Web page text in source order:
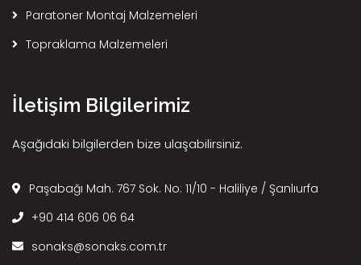
Paratoner Montaj Malzemeleri
Topraklama Malzemeleri
İletişim Bilgilerimiz
Aşağıdaki bilgilerden bize ulaşabilirsiniz.
Paşabağı Mah. 767 Sok. No: 11/10 - Haliliye / Şanlıurfa
+90 414 606 06 64
sonaks@sonaks.com.tr